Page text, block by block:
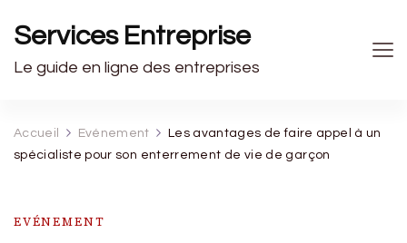
Services Entreprise
Le guide en ligne des entreprises
Accueil Evénement
Les avantages de faire appel à un
spécialiste pour son enterrement de vie de garçon
EVÉNEMENT